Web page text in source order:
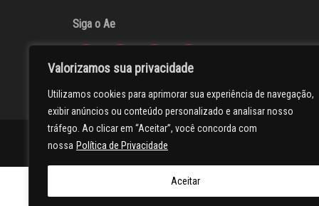
Valorizamos sua privacidade
Utilizamos cookies para aprimorar sua experiência de navegação,
exibir anúncios ou conteúdo personalizado e analisar nosso
tráfego. Ao clicar em “Aceitar”, você concorda com
nossa Política de Privacidade
Aceitar
Siga o Ae
AUTOentusiastas Editores